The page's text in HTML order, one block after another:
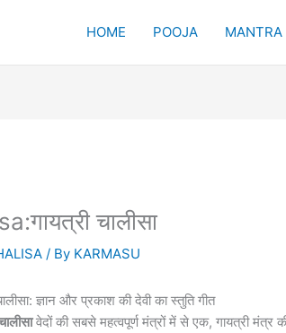
HOME POOJA MANTRA
चालीसा
/ By KARMASU
ज्ञान और प्रकाश की देवी का स्तुति गीत
वेदों की सबसे महत्वपूर्ण मंत्रों में से एक, गायत्री मंत्र